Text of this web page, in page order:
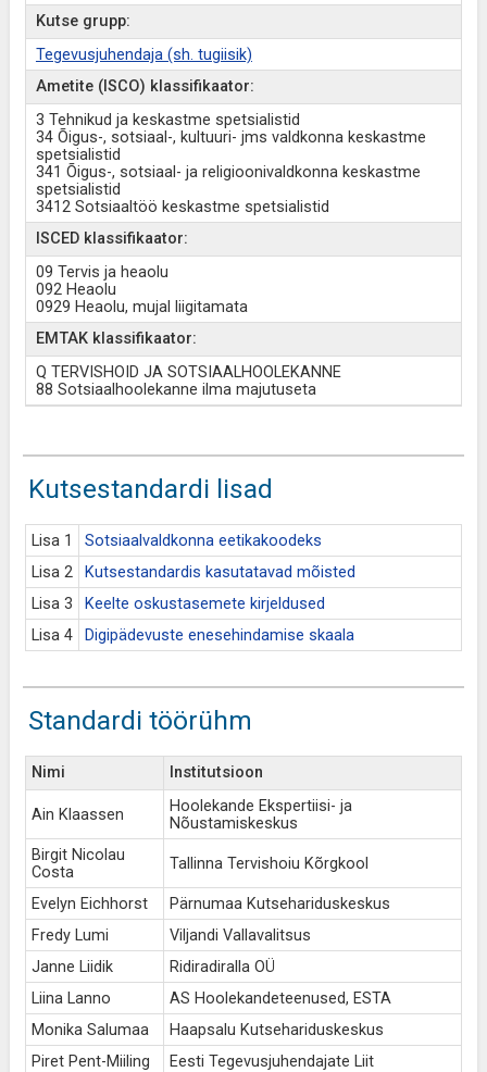
Kutse grupp:
Tegevusjuhendaja (sh. tugiisik)
Ametite (ISCO) klassifikaator:
3 Tehnikud ja keskastme spetsialistid
34 Õigus-, sotsiaal-, kultuuri- jms valdkonna keskastme
spetsialistid
341 Õigus-, sotsiaal- ja religioonivaldkonna keskastme
spetsialistid
3412 Sotsiaaltöö keskastme spetsialistid
ISCED klassifikaator:
09 Tervis ja heaolu
092 Heaolu
0929 Heaolu, mujal liigitamata
EMTAK klassifikaator:
Q TERVISHOID JA SOTSIAALHOOLEKANNE
88 Sotsiaalhoolekanne ilma majutuseta
Kutsestandardi lisad
Lisa 1
Sotsiaalvaldkonna eetikakoodeks
Lisa 2
Kutsestandardis kasutatavad mõisted
Lisa 3
Keelte oskustasemete kirjeldused
Lisa 4
Digipädevuste enesehindamise skaala
Standardi töörühm
Nimi Institutsioon
Ain Klaassen
Hoolekande Ekspertiisi- ja
Nõustamiskeskus
Birgit Nicolau
Costa
Tallinna Tervishoiu Kõrgkool
Evelyn Eichhorst
Pärnumaa Kutsehariduskeskus
Fredy Lumi
Viljandi Vallavalitsus
Janne Liidik
Ridiradiralla OÜ
Liina Lanno
AS Hoolekandeteenused, ESTA
Monika Salumaa
Haapsalu Kutsehariduskeskus
Piret Pent-Miiling
Eesti Tegevusjuhendajate Liit